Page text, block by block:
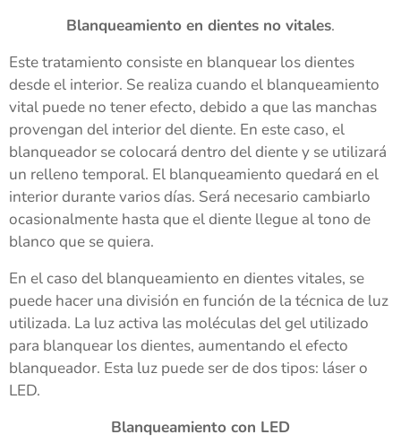
Blanqueamiento en dientes no vitales.
Este tratamiento consiste en blanquear los dientes
desde el interior. Se realiza cuando el blanqueamiento
vital puede no tener efecto, debido a que las manchas
provengan del interior del diente. En este caso, el
blanqueador se colocará dentro del diente y se utilizará
un relleno temporal. El blanqueamiento quedará en el
interior durante varios días. Será necesario cambiarlo
ocasionalmente hasta que el diente llegue al tono de
blanco que se quiera.
En el caso del blanqueamiento en dientes vitales, se
puede hacer una división en función de la técnica de luz
utilizada. La luz activa las moléculas del gel utilizado
para blanquear los dientes, aumentando el efecto
blanqueador. Esta luz puede ser de dos tipos: láser o
LED.
Blanqueamiento con LED